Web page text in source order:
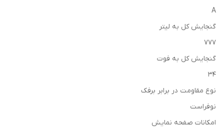
A
گنجایش کل به لیتر
۷۷۷
گنجایش کل به فوت
۳۴
نوع مقاومت در برابر برفک
نوفراست
امکانات صفحه نمایش